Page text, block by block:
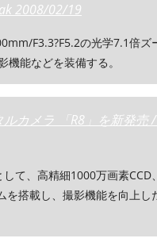
2008/02/19
F3.3?F5.2の光学7.1倍ズ
能などを装備する。
カメラ 「R8」を新発売
て、高精細1000万画素
搭載し、撮影機能を向上し